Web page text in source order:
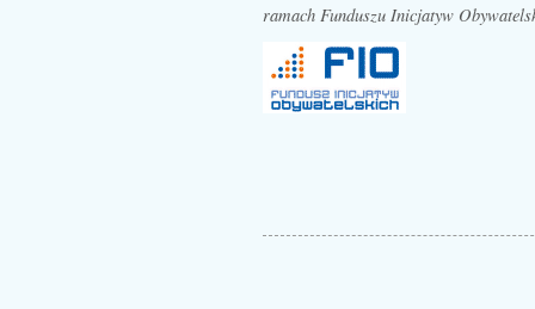
ramach Funduszu Inicjatyw